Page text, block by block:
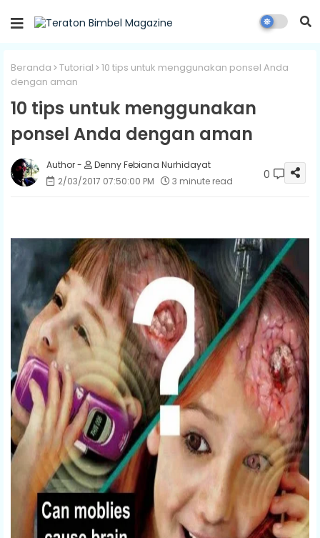
Beranda Tutorial
10 tips untuk menggunakan ponsel Anda
dengan aman
10 tips untuk menggunakan
ponsel Anda dengan aman
Denny Febiana Nurhidayat
2/03/2017 07:50:00 PM
3 minute read 0